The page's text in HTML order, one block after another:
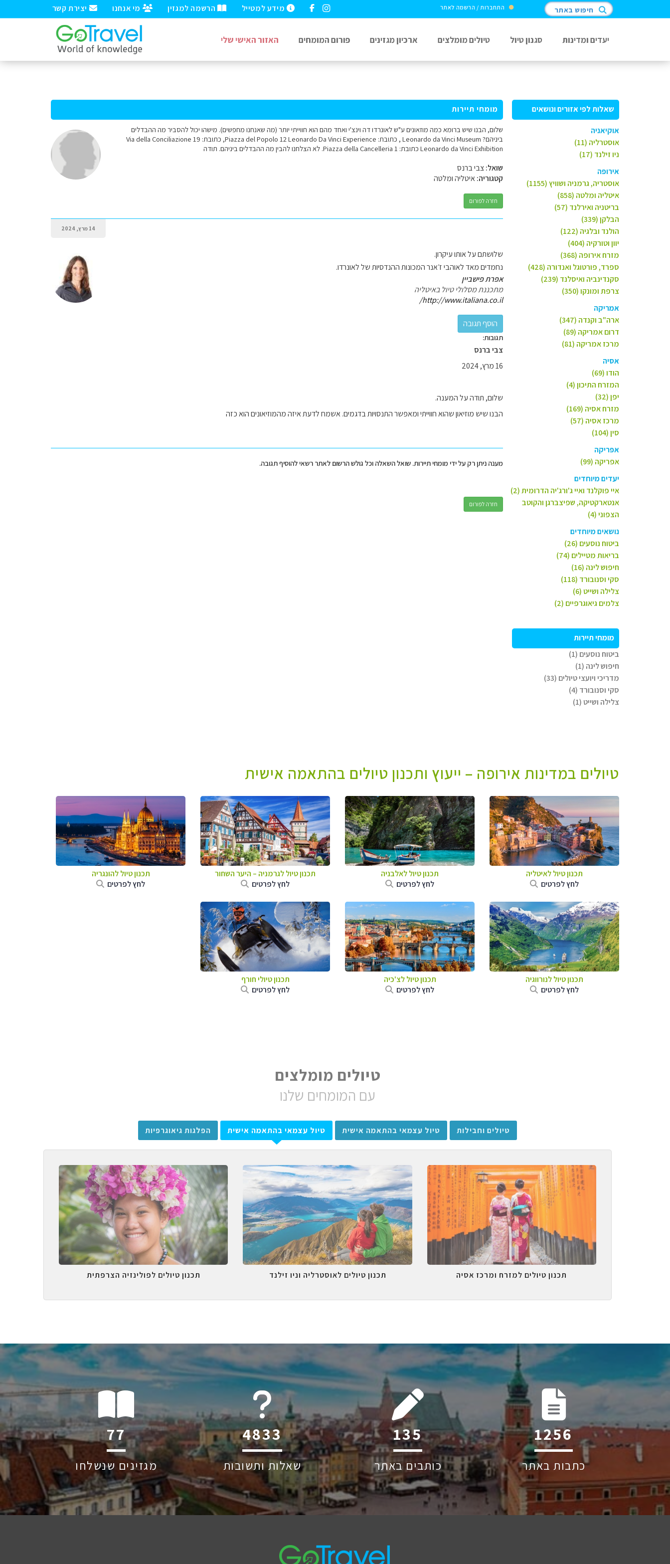
יצירת קשר מי אנחנו הרשמה למגזין מידע למטייל התחברות / הרשמה לאתר חיפוש באתר
יעדים ומדינות סגנון טיול טיולים מומלצים ארכיון מגזינים פורום המומחים האזור האישי שלי
שאלות לפי אזורים ונושאים
אוקיאניה
אוסטרליה (11)
ניו זילנד (17)
אירופה
אוסטריה, גרמניה ושוויץ (1155)
איטליה ומלטה (858)
בריטניה ואירלנד (57)
הבלקן (339)
הולנד ובלגיה (122)
יוון וטורקיה (404)
מזרח אירופה (368)
ספרד, פורטוגל ואנדורה (428)
סקנדינביה ואיסלנד (239)
צרפת ומונקו (350)
אמריקה
ארה"ב וקנדה (347)
דרום אמריקה (89)
מרכז אמריקה (81)
אסיה
הודו (69)
המזרח התיכון (4)
יפן (32)
מזרח אסיה (169)
מרכז אסיה (57)
סין (104)
אפריקה
אפריקה (99)
יעדים מיוחדים
איי פוקלנד ואיי ג'ורג'יה הדרומית (2)
אנטארקטיקה, שפיצברגן והקוטב
הצפוני (4)
נושאים מיוחדים
ביטוח נוסעים (26)
בריאות מטיילים (74)
חיפוש לינה (16)
סקי וסנובורד (118)
צלילה ושייט (6)
צלמים גיאוגרפיים (2)
מומחי תיירות
ביטוח נוסעים (1)
חיפוש לינה (1)
מדריכי ויועצי טיולים (33)
סקי וסנובורד (4)
צלילה ושייט (1)
מומחי תיירות
שלום, הבנו שיש ברומא כמה מוזאונים ע"ש לאונרדו דה וינצ'י ואחד מהם הוא חווייתי יותר (מה שאנחנו מחפשים). מישהו יכול להסביר מה ההבדלים
ביניהם? Leonardo da Vinci Museum , כתובת: Piazza del Popolo 12 Leonardo Da Vinci Experience, כתובת: Via della Conciliazione 19
Leonardo da Vinci Exhibition כתובת: Piazza della Cancelleria 1. לא הצלחנו להבין מה ההבדלים ביניהם. תודה
שואל:צבי ברנס
קטגוריה:איטליה ומלטה
חזרה לפורום
14 מרץ, 2024
שלושתם על אותו עיקרון.
נחמדים מאד לאוהבי ז׳אנר המכונות ההנדסיות של לאונרדו.
אפרת פישביין
מתכננת מסלולי טיול באיטליה
http://www.italiana.co.il/
תגובות:
צבי ברנס
16 מרץ, 2024
שלום, תודה על המענה.
הבנו שיש מוזיאון שהוא חווייתי ומאפשר התנסויות בדגמים. אשמח לדעת איזה מהמוזיאונים הוא כזה
מענה ניתן רק על ידי מומחי תיירות. שואל השאלה וכל גולש הרשום לאתר רשאי להוסיף תגובה.
חזרה לפורום
טיולים במדינות אירופה – ייעוץ ותכנון טיולים בהתאמה אישית
תכנון טיול לאיטליה
לחץ לפרטים
תכנון טיול לאלבניה
לחץ לפרטים
תכנון טיול לגרמניה – היער השחור
לחץ לפרטים
תכנון טיול להונגריה
לחץ לפרטים
תכנון טיול לנורווגיה
לחץ לפרטים
תכנון טיול לצ'כיה
לחץ לפרטים
תכנון טיולי חורף
לחץ לפרטים
טיולים מומלצים
עם המומחים שלנו
טיולים וחבילות טיול עצמאי בהתאמה אישית טיול עצמאי בהתאמה אישית הפלגות גיאוגרפיות
תכנון טיולים למזרח ומרכז אסיה תכנון טיולים לאוסטרליה וניו זילנד תכנון טיולים לפולינזיה הצרפתית
115
מגזינים שנשלחו
6045
שאלות ותשובות
201
כותבים באתר
1874
כתבות באתר